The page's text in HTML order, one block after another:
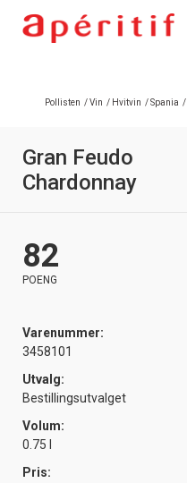
Pollisten /Vin / Hvitvin /Spania /
Gran Feudo
Chardonnay
82
POENG
Varenummer:
3458101
Utvalg:
Bestillingsutvalget
Volum:
0.75 l
Pris: